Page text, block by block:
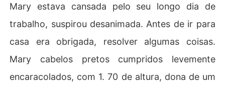
Mary estava cansada pelo seu longo dia de
trabalho, suspirou desanimada. Antes de ir para
casa era obrigada, resolver algumas coisas.
Mary cabelos pretos cumpridos levemente
encaracolados, com 1. 70 de altura, dona de um